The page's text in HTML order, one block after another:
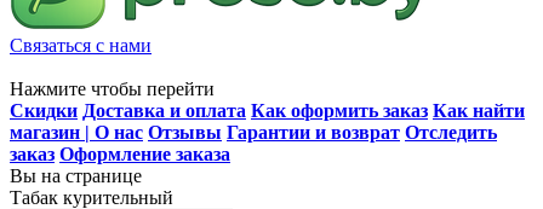
Связаться с нами
Нажмите чтобы перейти
Скидки Доставка и оплата Как оформить заказ Как найти
магазин | О нас Отзывы Гарантии и возврат Отследить
заказ Оформление заказа
Вы на странице
Табак курительный